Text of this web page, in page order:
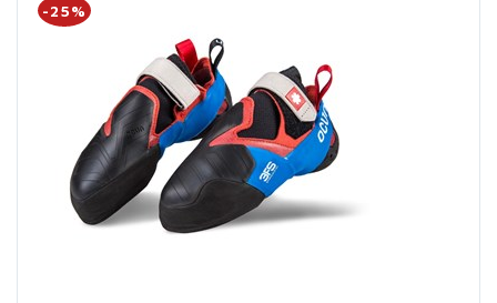
-25%